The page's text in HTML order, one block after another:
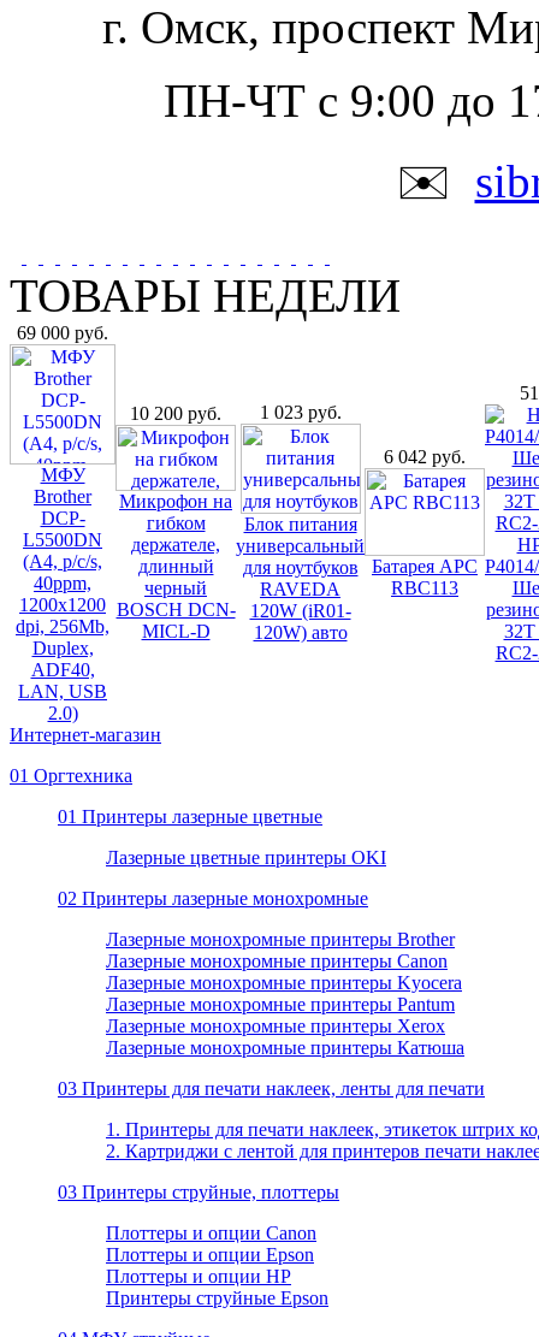
г. Омск, проспект
ПН-ЧТ с 9:00 до
✉️
ТОВАРЫ НЕДЕЛИ
69 000 руб.
МФУ
Brother
DCP-
L5500DN
(A4, p/c/s,
40ppm,
1200x1200
dpi, 256Mb,
Duplex,
ADF40,
LAN, USB
2.0)
10 200 руб.
Микрофон на
гибком
держателе,
длинный
черный
BOSCH DCN-
MICL-D
1 023 руб.
Блок питания
универсальный
для ноутбуков
RAVEDA
120W (iR01-
120W) авто
6 042 руб.
Батарея APC
RBC113
32T
Интернет-магазин
01 Оргтехника
01 Принтеры лазерные цветные
Лазерные цветные принтеры OKI
02 Принтеры лазерные монохромные
Лазерные монохромные принтеры Brother
Лазерные монохромные принтеры Canon
Лазерные монохромные принтеры Kyocera
Лазерные монохромные принтеры Pantum
Лазерные монохромные принтеры Xerox
Лазерные монохромные принтеры Катюша
03 Принтеры для печати наклеек, ленты для печати
1. Принтеры для печати наклеек, этикеток штрих
2. Картриджи с лентой для принтеров печати
03 Принтеры струйные, плоттеры
Плоттеры и опции Canon
Плоттеры и опции Epson
Плоттеры и опции HP
Принтеры струйные Epson